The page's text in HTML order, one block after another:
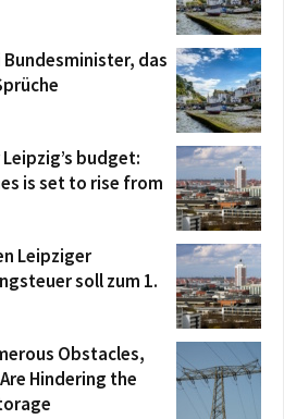
das
budget:
is set to rise from
Leipziger
soll zum 1.
Obstacles,
Hindering the